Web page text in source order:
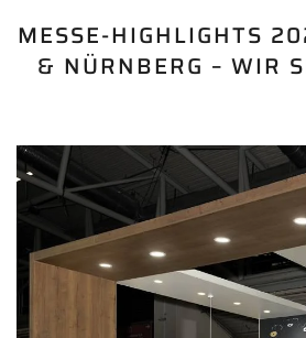
MESSE-HIGHLIGHTS
& NÜRNBERG – WIR